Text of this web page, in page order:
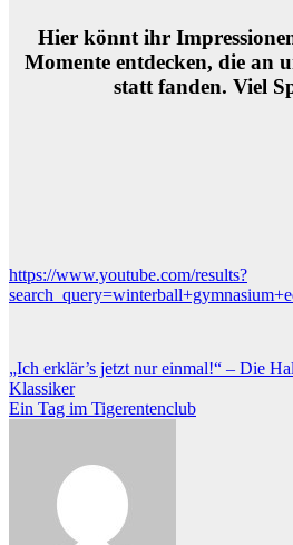
Hier könnt ihr
Momente entdecken, die an
statt fanden. Viel
https://www.youtube.com/results?
Beitragsnavigation
„Ich erklär’s jetzt nur einmal!“ – Die
Klassiker
Ein Tag im Tigerentenclub